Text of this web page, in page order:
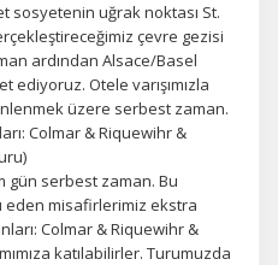
belirleyin.
,çerez kullanım
sosyetenin uğrak noktası St.
çevre gezisi
ardından Alsace/Basel
Otele varışımızla
üzere serbest zaman.
Colmar & Riquewihr &
gün serbest zaman. Bu
misafirlerimiz ekstra
Colmar & Riquewihr &
katılabilirler. Turumuzda